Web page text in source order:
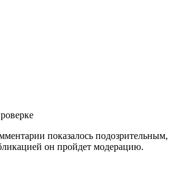
показалось подозрительным,
он пройдет модерацию.